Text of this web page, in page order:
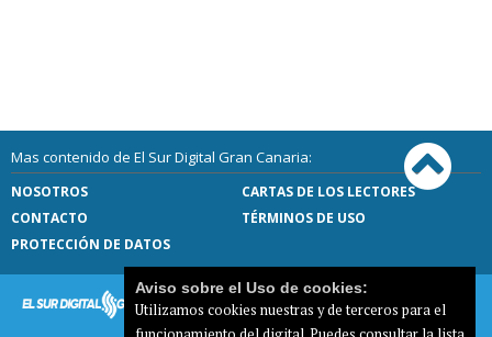
Mas contenido de El Sur Digital Gran Canaria:
NOSOTROS
CARTAS DE LOS LECTORES
CONTACTO
TÉRMINOS DE USO
PROTECCIÓN DE DATOS
Aviso sobre el Uso de cookies:
Utilizamos cookies nuestras y de terceros para el